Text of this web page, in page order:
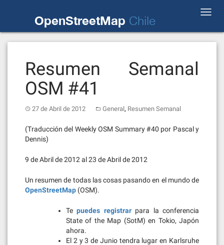
OpenStreetMap Chile
Resumen Semanal
OSM #41
27 de Abril de 2012 General, Resumen Semanal
(Traducción del Weekly OSM Summary #40 por Pascal y
Dennis)
9 de Abril de 2012 al 23 de Abril de 2012
Un resumen de todas las cosas pasando en el mundo de
OpenStreetMap (OSM).
Tepuedes registrarpara la conferencia
State of the Map (SotM) en Tokio, Japón
ahora.
El 2 y 3 de Junio tendra lugar en Karlsruhe